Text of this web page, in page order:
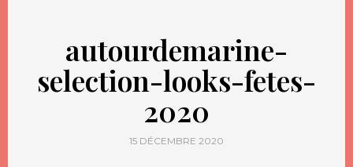
autourdemarine-
selection-looks-fetes-
2020
15 DÉCEMBRE 2020